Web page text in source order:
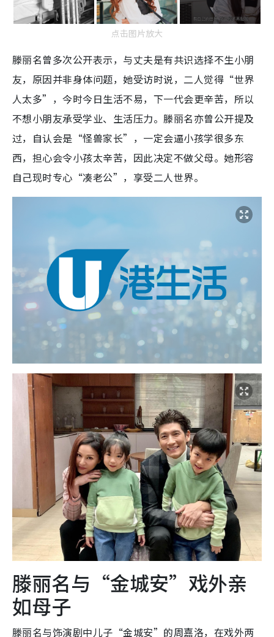
点击图片放大
滕丽名曾多次公开表示，与丈夫是有共识选择不生小朋
友，原因并非身体问题，她受访时说，二人觉得“世界
人太多”，今时今日生活不易，下一代会更辛苦，所以
不想小朋友承受学业、生活压力。滕丽名亦曾公开提及
过，自认会是“怪兽家长”，一定会逼小孩学很多东
西，担心会令小孩太辛苦，因此决定不做父母。她形容
自己现时专心“凑老公”，享受二人世界。
滕丽名与“金城安”戏外亲
如母子
滕丽名与饰演剧中儿子“金城安”的周嘉洛，在戏外两